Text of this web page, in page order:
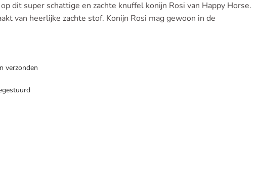
dit super schattige en zachte knuffel konijn Rosi van Happy Horse.
van heerlijke zachte stof. Konijn Rosi mag gewoon in de
verzonden